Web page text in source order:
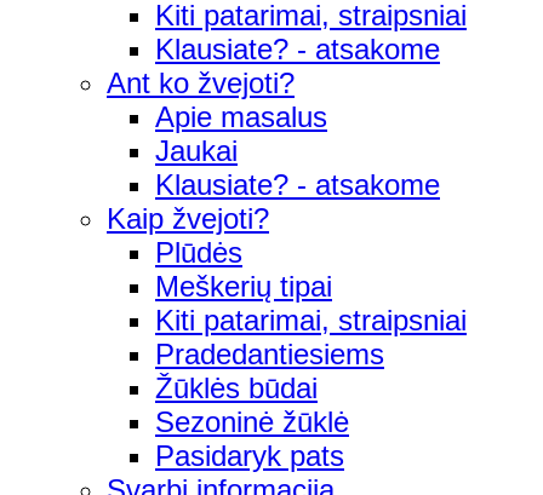
Kiti patarimai, straipsniai
Klausiate? - atsakome
Ant ko žvejoti?
Apie masalus
Jaukai
Klausiate? - atsakome
Kaip žvejoti?
Plūdės
Meškerių tipai
Kiti patarimai, straipsniai
Pradedantiesiems
Žūklės būdai
Sezoninė žūklė
Pasidaryk pats